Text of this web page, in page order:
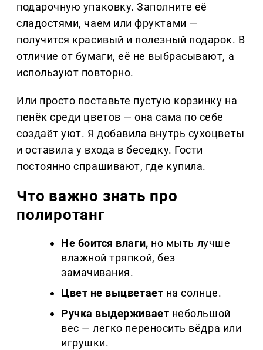
подарочную упаковку. Заполните её
сладостями, чаем или фруктами —
получится красивый и полезный подарок. В
отличие от бумаги, её не выбрасывают, а
используют повторно.
Или просто поставьте пустую корзинку на
пенёк среди цветов — она сама по себе
создаёт уют. Я добавила внутрь сухоцветы
и оставила у входа в беседку. Гости
постоянно спрашивают, где купила.
Что важно знать про
полиротанг
Не боится влаги, но мыть лучше
влажной тряпкой, без
замачивания.
Цвет не выцветает на солнце.
Ручка выдерживает небольшой
вес — легко переносить вёдра или
игрушки.